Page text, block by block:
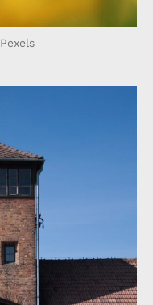
Pexels